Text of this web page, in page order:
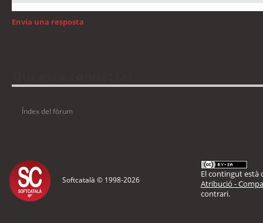
Envia una resposta
Índex del fòrum
Softcatalà © 1998-2026
El contingut està
Atribució -
contrari.